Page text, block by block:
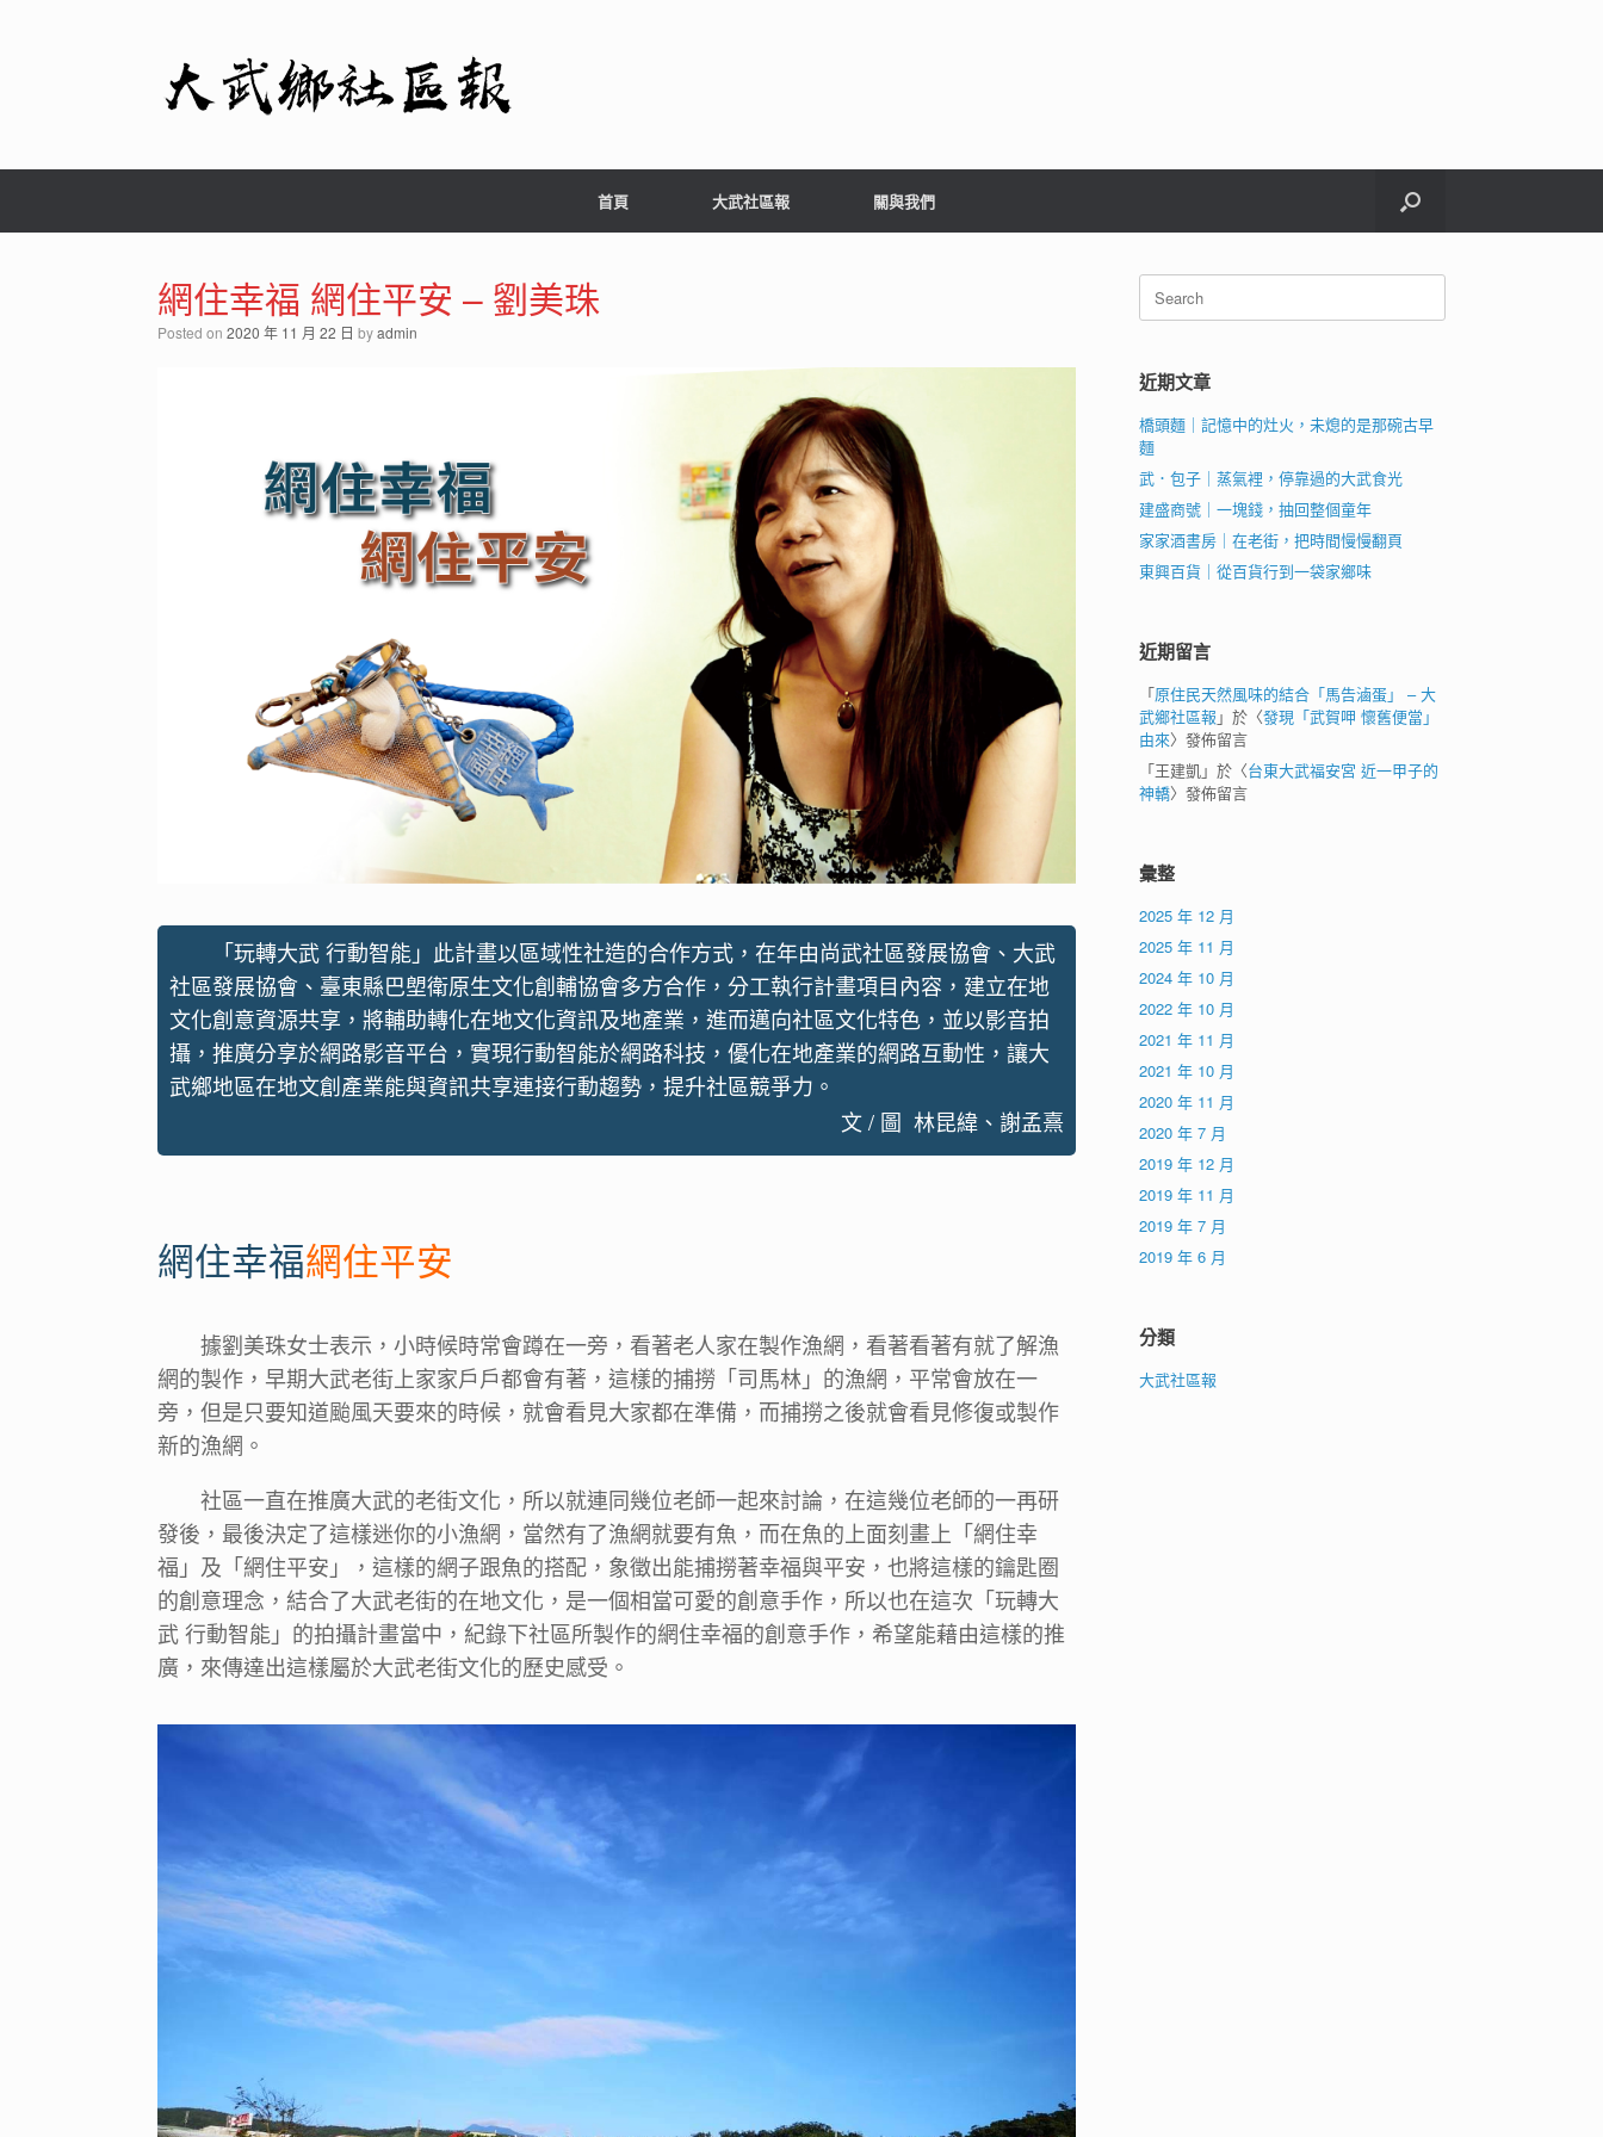
首頁 大武社區報 關與我們
網住幸福 網住平安 – 劉美珠
Posted on 2020 年 11 月 22 日 byadmin
「玩轉大武 行動智能」此計畫以區域性社造的合作方式，在年由尚武社區發展協會、大武
社區發展協會、臺東縣巴塱衛原生文化創輔協會多方合作，分工執行計畫項目內容，建立在地
文化創意資源共享，將輔助轉化在地文化資訊及地產業，進而邁向社區文化特色，並以影音拍
攝，推廣分享於網路影音平台，實現行動智能於網路科技，優化在地產業的網路互動性，讓大
武鄉地區在地文創產業能與資訊共享連接行動趨勢，提升社區競爭力。
文 / 圖 林昆緯、謝孟熹
網住幸福網住平安
據劉美珠女士表示，小時候時常會蹲在一旁，看著老人家在製作漁網，看著看著有就了解漁
網的製作，早期大武老街上家家戶戶都會有著，這樣的捕撈「司馬林」的漁網，平常會放在一
旁，但是只要知道颱風天要來的時候，就會看見大家都在準備，而捕撈之後就會看見修復或製作
新的漁網。
社區一直在推廣大武的老街文化，所以就連同幾位老師一起來討論，在這幾位老師的一再研
發後，最後決定了這樣迷你的小漁網，當然有了漁網就要有魚，而在魚的上面刻畫上「網住幸
福」及「網住平安」，這樣的網子跟魚的搭配，象徵出能捕撈著幸福與平安，也將這樣的鑰匙圈
的創意理念，結合了大武老街的在地文化，是一個相當可愛的創意手作，所以也在這次「玩轉大
武 行動智能」的拍攝計畫當中，紀錄下社區所製作的網住幸福的創意手作，希望能藉由這樣的推
廣，來傳達出這樣屬於大武老街文化的歷史感受。
Search
for:
近期文章
橋頭麵｜記憶中的灶火，未熄的是那碗古早
麵
武．包子｜蒸氣裡，停靠過的大武食光
建盛商號｜一塊錢，抽回整個童年
家家酒書房｜在老街，把時間慢慢翻頁
東興百貨｜從百貨行到一袋家鄉味
近期留言
「原住民天然風味的結合「馬告滷蛋」 – 大
武鄉社區報 」於〈發現「武賀呷 懷舊便當」
由來〉發佈留言
「王建凱」於〈台東大武福安宮 近一甲子的
神轎〉發佈留言
彙整
2025 年 12 月
2025 年 11 月
2024 年 10 月
2022 年 10 月
2021 年 11 月
2021 年 10 月
2020 年 11 月
2020 年 7 月
2019 年 12 月
2019 年 11 月
2019 年 7 月
2019 年 6 月
分類
大武社區報